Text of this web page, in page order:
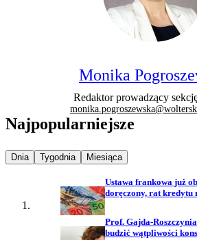
Monika
Redaktor prowadzący
Najpopularniejsze
Najpopularniejsze wiadomości z
Dnia Najpopularniejsze wiadomości z
Tygodnia Najpopularniejsze
Miesiąca
Ustawa frankowa już
doręczony, rat kredytu
Prof. Gajda-
budzić wątpliwości